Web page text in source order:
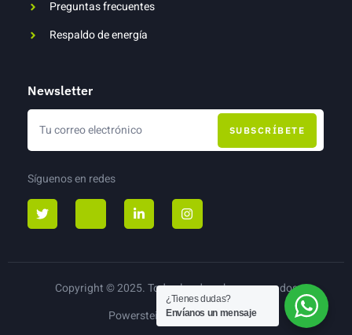
Preguntas frecuentes
Respaldo de energía
Newsletter
SUBSCRÍBETE
Síguenos en redes
Copyright © 2025. Todos los derechos reservados
Powerstein Páneles Solares
¿Tienes dudas?
Envíanos un mensaje